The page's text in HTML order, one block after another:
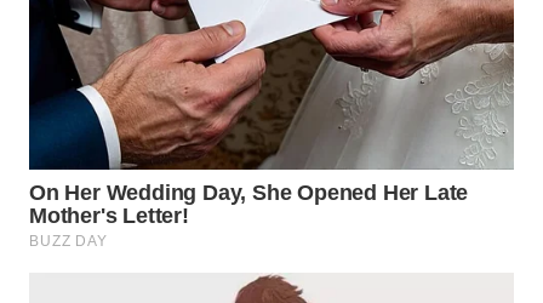
LANGKAT
WN
TAPANULI
SELATAN
WN
TANJUNG
LESUNG